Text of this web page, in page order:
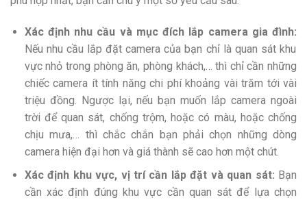
Xác định nhu cầu và mục đích lắp camera gia đình:
Nếu nhu cầu lắp đặt camera của bạn chỉ là quan sát khu
vực nhỏ trong phòng ăn, phòng khách,… thì chỉ cần những
chiếc camera ít tính năng chi phí khoảng vài trăm tới vài
triệu đồng. Ngược lại, nếu bạn muốn lắp camera ngoài
trời để quan sát, chống trộm, hoặc có màu, hoặc chống
chịu mưa,… thì chắc chắn bạn phải chọn những dòng
camera hiện đại hơn và giá thành sẽ cao hơn một chút.
Xác định khu vực, vị trí cần lắp đặt và quan sát: Bạn
cần xác định đúng khu vực cần quan sát để lựa chọn